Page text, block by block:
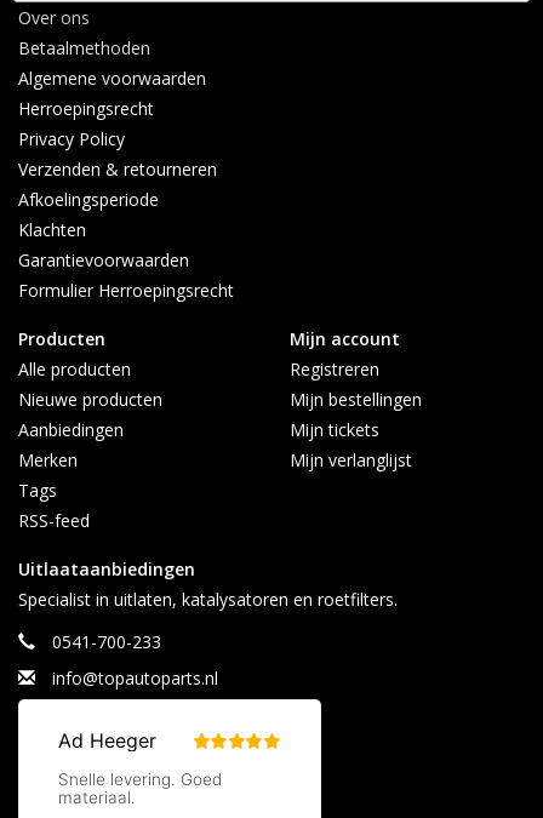
Over ons
Betaalmethoden
Algemene voorwaarden
Herroepingsrecht
Privacy Policy
Verzenden & retourneren
Afkoelingsperiode
Klachten
Garantievoorwaarden
Formulier Herroepingsrecht
Producten
Alle producten
Nieuwe producten
Aanbiedingen
Merken
Tags
RSS-feed
Mijn account
Registreren
Mijn bestellingen
Mijn tickets
Mijn verlanglijst
Uitlaataanbiedingen
Specialist in uitlaten, katalysatoren en roetfilters.
0541-700-233
info@topautoparts.nl